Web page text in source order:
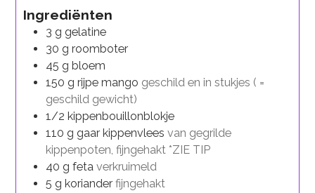
Ingrediënten
3 g gelatine
30 g roomboter
45 g bloem
150 g rijpe mango geschild en in stukjes ( =
geschild gewicht)
1/2 kippenbouillonblokje
110 g gaar kippenvlees van gegrilde
kippenpoten, fijngehakt *ZIE TIP
40 g feta verkruimeld
5 g koriander fijngehakt